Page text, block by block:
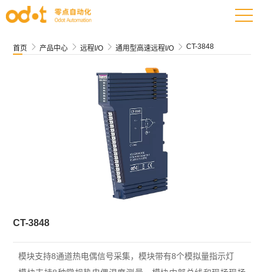
首页  产品中心  远程I/O  通用型高速远程I/O  CT-3848
CT-3848
模块支持8通道热电偶信号采集，模块带有8个模拟量指示灯